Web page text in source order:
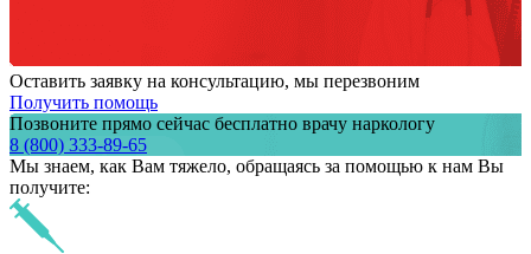
Оставить заявку на консультацию, мы перезвоним
Получить помощь
Позвоните прямо сейчас бесплатно врачу наркологу
8 (800) 333-89-65
Мы знаем, как Вам тяжело, обращаясь за помощью к нам Вы
получите: